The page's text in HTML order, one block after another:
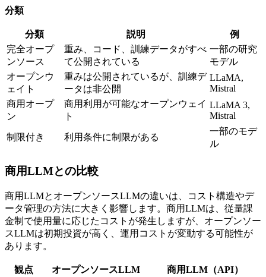
分類
分類 説明
例
完全オープ
ンソース
重み、コード、訓練データがすべ
て公開されている
一部の研究
モデル
オープンウ
ェイト
重みは公開されているが、訓練デ
ータは非公開
LLaMA,
Mistral
商用オープ
ン
商用利用が可能なオープンウェイ
ト
LLaMA 3,
Mistral
制限付き 利用条件に制限がある
一部のモデ
ル
商用LLMとの比較
商用LLMとオープンソースLLMの違いは、コスト構造やデ
ータ管理の方法に大きく影響します。商用LLMは、従量課
金制で使用量に応じたコストが発生しますが、オープンソー
スLLMは初期投資が高く、運用コストが変動する可能性が
あります。
観点 オープンソースLLM 商用LLM（API）